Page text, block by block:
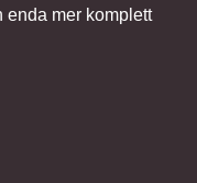
enda mer komplett